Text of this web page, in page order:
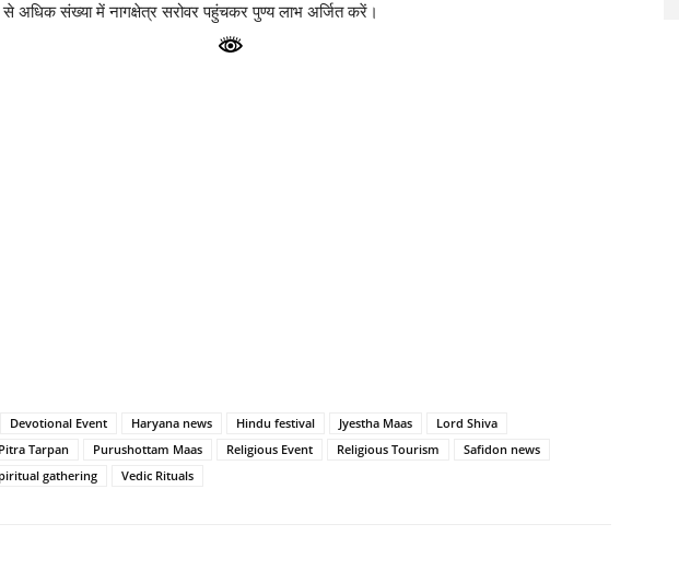
अधिक संख्या में नागक्षेत्र सरोवर पहुंचकर पुण्य लाभ अर्जित करें।
Devotional Event Haryana news Hindu festival Jyestha Maas
Lord Shiva
Pitra Tarpan Purushottam Maas Religious Event Religious Tourism
Safidon news
gathering Vedic Rituals